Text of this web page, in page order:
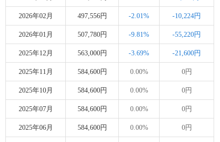
2026年02月 497,556円 -2.01% -10,224円
2026年01月 507,780円 -9.81% -55,220円
2025年12月 563,000円 -3.69% -21,600円
2025年11月 584,600円 0.00% 0円
2025年10月 584,600円 0.00% 0円
2025年07月 584,600円 0.00% 0円
2025年06月 584,600円 0.00% 0円